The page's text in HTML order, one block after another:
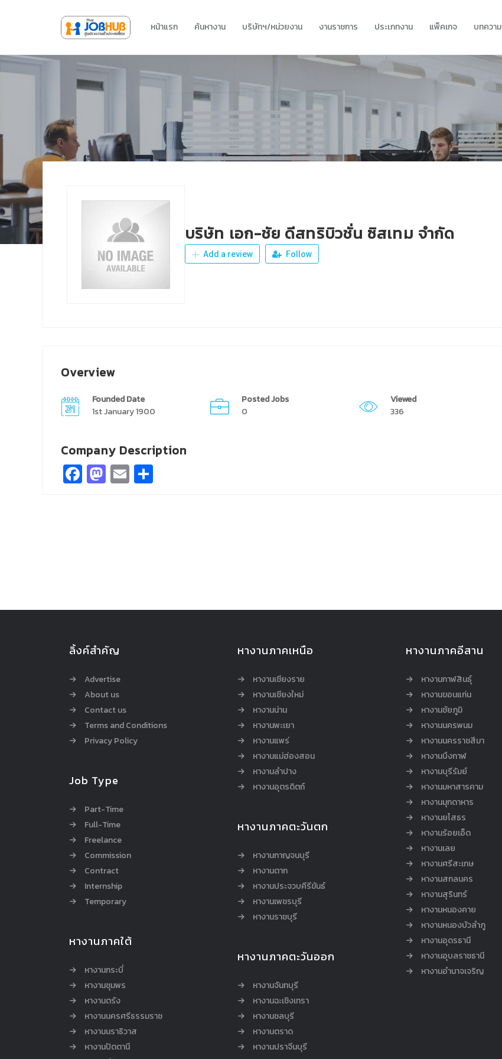
หน้าแรก ค้นหางาน บริษัทฯ/หน่วยงาน งานราชการ ประเภทงาน แพ็คเกจ บทความ
บริษัท เอก-ชัย ดีสทริบิวชั่น ซิสเทม จำกัด
Add a review Follow
Overview
Founded Date
1st January 1900
Posted Jobs
0
Viewed
336
Company Description
Facebook
Mastodon
Email
ลิ้งค์สำคัญ
Advertise
About us
Contact us
Terms and Conditions
Privacy Policy
Job Type
Part-Time
Full-Time
Freelance
Commission
Contract
Internship
Temporary
หางานภาคใต้
หางานกระบี่
หางานชุมพร
หางานตรัง
หางานนครศรีธรรมราช
หางานนราธิวาส
หางานปัตตานี
หางานภาคเหนือ
หางานเชียงราย
หางานเชียงใหม่
หางานน่าน
หางานพะเยา
หางานแพร่
หางานแม่ฮ่องสอน
หางานลำปาง
หางานอุตรดิตถ์
หางานภาคตะวันตก
หางานกาญจนบุรี
หางานตาก
หางานประจวบคีรีขันธ์
หางานเพชรบุรี
หางานราชบุรี
หางานภาคตะวันออก
หางานจันทบุรี
หางานฉะเชิงเทรา
หางานชลบุรี
หางานตราด
หางานปราจีนบุรี
หางานภาคอีสาน
หางานกาฬสินธุ์
หางานขอนแก่น
หางานชัยภูมิ
หางานนครพนม
หางานนครราชสีมา
หางานบึงกาฬ
หางานบุรีรัมย์
หางานมหาสารคาม
หางานมุกดาหาร
หางานยโสธร
หางานร้อยเอ็ด
หางานเลย
หางานศรีสะเกษ
หางานสกลนคร
หางานสุรินทร์
หางานหนองคาย
หางานหนองบัวลำภู
หางานอุดรธานี
หางานอุบลราชธานี
หางานอำนาจเจริญ